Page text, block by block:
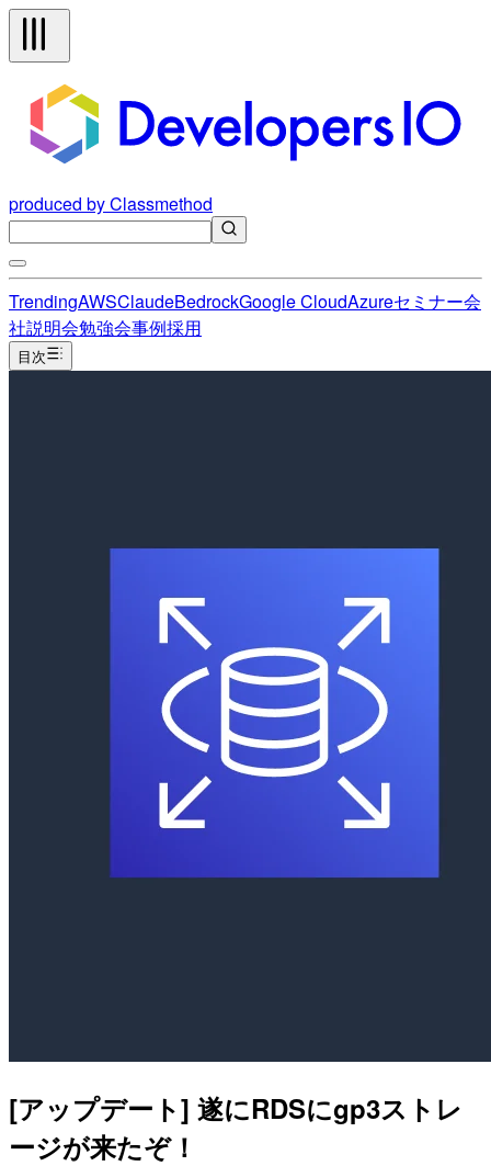
produced by Classmethod
TrendingAWSClaudeBedrockGoogle CloudAzureセミナー会
社説明会勉強会事例採用
目次
[アップデート] 遂にRDSにgp3ストレ
ージが来たぞ！